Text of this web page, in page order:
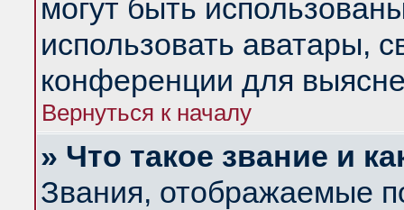
могут быть
использовать аватары,
конференции для
Вернуться к началу
» Что такое звание и
Звания, отображаемые